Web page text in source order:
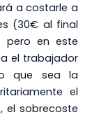
a costarle a
(30€ al final
pero en este
el trabajador
que sea la
el
el sobrecoste